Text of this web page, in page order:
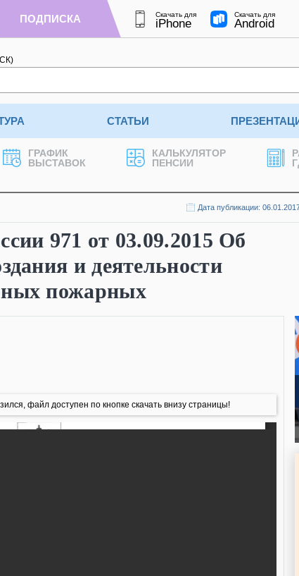
ПОДПИСКА Скачать для
iPhone
Скачать для
Android
СТАТЬИ
ГРАФИК
ВЫСТАВОК
КАЛЬКУЛЯТОР
ПЕНСИИ
Дата публикации:
971 от 03.09.2015 Об
и деятельности
пожарных
файл доступен по кнопке скачать внизу страницы!